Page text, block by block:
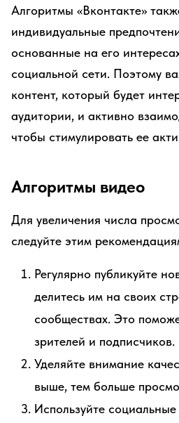
Алгоритмы «Вконтакте»
индивидуальные
основанные на его
социальной сети. Поэтому
контент, который будет
аудитории, и активно
чтобы стимулировать ее
Алгоритмы видео
Для увеличения числа
следуйте этим
Регулярно публикуйте
делитесь им на своих
сообществах. Это
зрителей и подписчиков.
Уделяйте внимание
выше, тем больше
Используйте социальные